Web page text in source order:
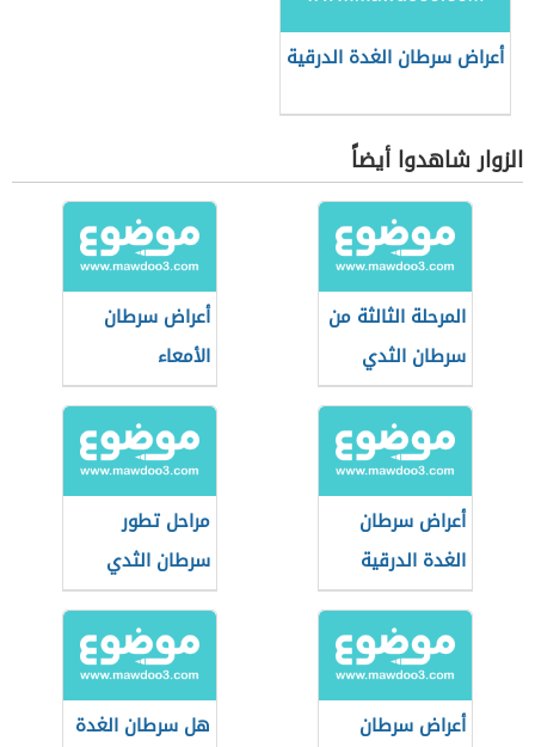
أعراض سرطان الغدة الدرقية
الزوار شاهدوا أيضاً
المرحلة الثالثة من
سرطان الثدي
أعراض سرطان
الأمعاء
أعراض سرطان
الغدة الدرقية
مراحل تطور
سرطان الثدي
أعراض سرطان
هل سرطان الغدة